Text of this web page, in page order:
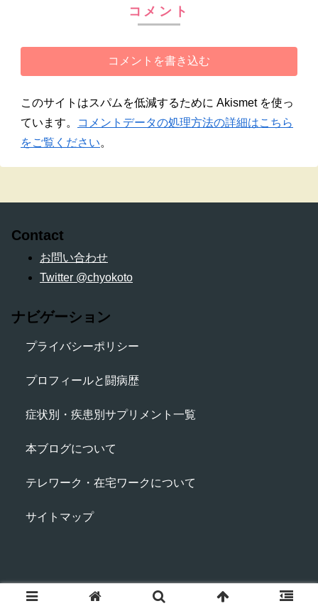
コメント
コメントを書き込む
このサイトはスパムを低減するために Akismet を使っ
ています。
コメントデータの処理方法の詳細はこちら
をご覧ください。
Contact
お問い合わせ
Twitter @chyokoto
ナビゲーション
プライバシーポリシー
プロフィールと闘病歴
症状別・疾患別サプリメント一覧
本ブログについて
テレワーク・在宅ワークについて
サイトマップ
© 2016-2026 ちよこログ～目指せ！健康ライフ.